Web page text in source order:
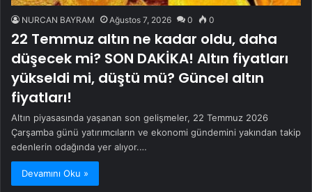
NURCAN BAYRAM Ağustos 7, 2026 0 0
22 Temmuz altın ne kadar oldu, daha
düşecek mi? SON DAKİKA! Altın fiyatları
yükseldi mi, düştü mü? Güncel altın
fiyatları!
Altın piyasasında yaşanan son gelişmeler, 22 Temmuz 2026
Çarşamba günü yatırımcıların ve ekonomi gündemini yakından takip
edenlerin odağında yer alıyor.…
Devamını Oku »